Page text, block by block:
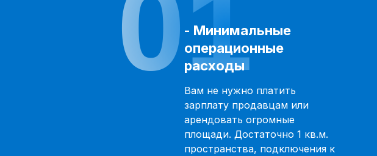
- Минимальные
операционные
расходы
Вам не нужно платить
зарплату продавцам или
арендовать огромные
площади. Достаточно 1 кв.м.
пространства, подключения к
01